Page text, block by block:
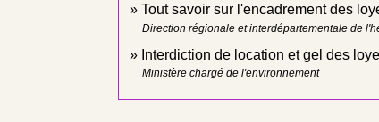
Tout savoir sur l'encadrement des
Direction régionale et interdépartementale de
Interdiction de location et gel des
Ministère chargé de l'environnement